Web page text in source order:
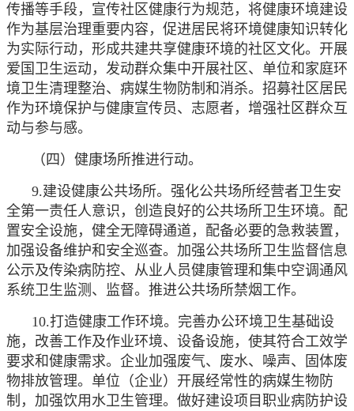
传播等手段，宣传社区健康行为规范，将健康环境建设
作为基层治理重要内容，促进居民将环境健康知识转化
为实际行动，形成共建共享健康环境的社区文化。开展
爱国卫生运动，发动群众集中开展社区、单位和家庭环
境卫生清理整治、病媒生物防制和消杀。招募社区居民
作为环境保护与健康宣传员、志愿者，增强社区群众互
动与参与感。
（四）健康场所推进行动。
9.建设健康公共场所。强化公共场所经营者卫生安
全第一责任人意识，创造良好的公共场所卫生环境。配
置安全设施，健全无障碍通道，配备必要的急救装置，
加强设备维护和安全巡查。加强公共场所卫生监督信息
公示及传染病防控、从业人员健康管理和集中空调通风
系统卫生监测、监督。推进公共场所禁烟工作。
10.打造健康工作环境。完善办公环境卫生基础设
施，改善工作及作业环境、设备设施，使其符合工效学
要求和健康需求。企业加强废气、废水、噪声、固体废
物排放管理。单位（企业）开展经常性的病媒生物防
制，加强饮用水卫生管理。做好建设项目职业病防护设